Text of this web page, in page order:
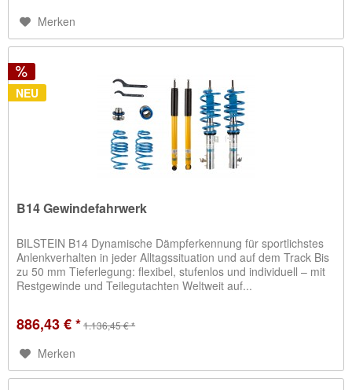
Merken
NEU
B14 Gewindefahrwerk
BILSTEIN B14 Dynamische Dämpferkennung für sportlichstes
Anlenkverhalten in jeder Alltagssituation und auf dem Track Bis
zu 50 mm Tieferlegung: flexibel, stufenlos und individuell – mit
Restgewinde und Teilegutachten Weltweit auf...
886,43 € *1.136,45 € *
Merken